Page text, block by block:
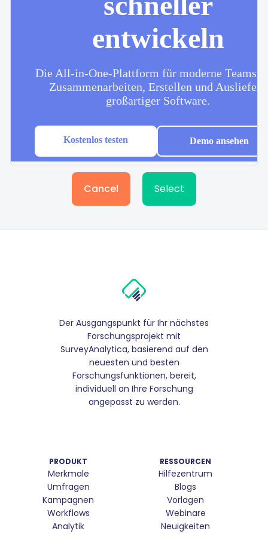
Cancel Select
Der Ausgangspunkt für Ihr nächstes
Forschungsprojekt mit
SurveyAnalytica, basierend auf den
neuesten und besten
Forschungsfunktionen, bereit,
individuell an Ihre Forschung
angepasst zu werden.
PRODUKT
Merkmale
Umfragen
Kampagnen
Workflows
Analytik
RESSOURCEN
Hilfezentrum
Blogs
Vorlagen
Webinare
Neuigkeiten